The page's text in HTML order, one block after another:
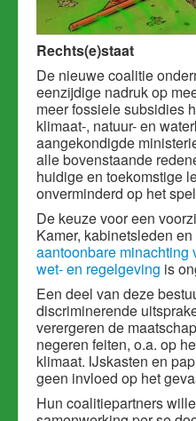
Rechts(e)staat
De nieuwe coalitie
eenzijdige nadruk op
meer fossiele subsidies
klimaat-, natuur- en
aangekondigde
alle bovenstaande
huidige en toekomstige
onverminderd op het
De keuze voor een
Kamer, kabinetsleden
aantoonbare minachting
wet- en regelgeving is
Een deel van deze
discriminerende
verergeren de
negeren feiten, o.a. op
klimaat. IJskasten en
geen invloed op het
Hun coalitiepartners